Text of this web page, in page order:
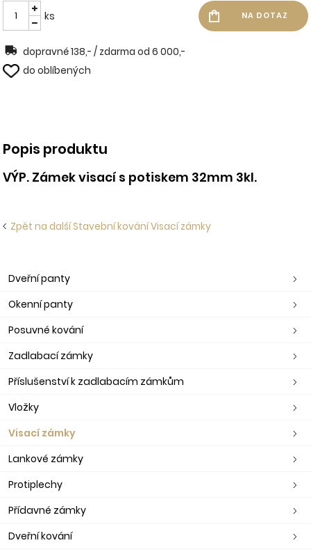
ks
dopravné 138,- / zdarma od 6 000,-
do oblíbených
Popis produktu
VÝP. Zámek visací s potiskem 32mm 3kl.
Zpět na další Stavební kování Visací zámky
Dveřní panty
Okenní panty
Posuvné kování
Zadlabací zámky
Příslušenství k zadlabacím zámkům
Vložky
Visací zámky
Lankové zámky
Protiplechy
Přídavné zámky
Dveřní kování